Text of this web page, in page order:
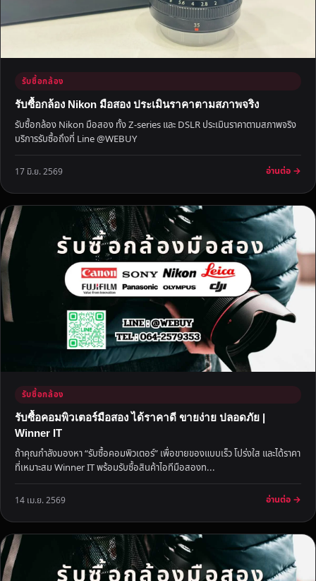
N
J
I
I
รับซื้อกล้อง
รับซื้อกล้อง Nikon มือสอง ประเมินราคาตามสภาพจริง
รับซื้อกล้อง Nikon มือสอง ทั้ง Z-series และ DSLR ประเมินราคาตามสภาพจริง
บริการรับซื้อถึงที่ Line @WEBUY
17 มิ.ย. 2569 อ่านต่อ →
รับซื้อกล้อง
รับซื้อคอมพิวเตอร์มือสอง ได้ราคาดี ขายง่าย ปลอดภัย |
Winner IT
ถ้าคุณกำลังมองหา “รับซื้อคอมพิวเตอร์” เพื่อขายของแบบเร็ว โปร่งใส และได้ราคา
ที่เหมาะสม Winner IT พร้อมรับซื้อสินค้าไอทีมือสองท...
14 เม.ย. 2569 อ่านต่อ →